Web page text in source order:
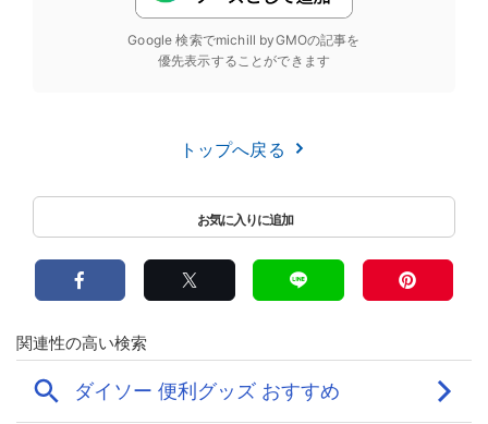
Google 検索でmichill byGMOの記事を
優先表示することができます
トップへ戻る